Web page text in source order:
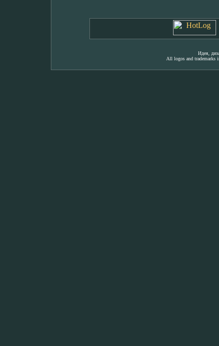
Идея,
All logos and trademarks